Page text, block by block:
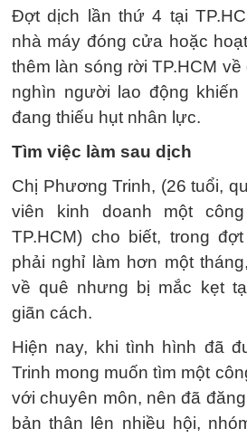
Đợt dịch lần thứ 4 tại
nhà máy đóng cửa hoặc
thêm làn sóng rời TP.HCM
nghìn người lao động khiến
đang thiếu hụt nhân lực.
Tìm việc làm sau dịch
Chị Phương Trinh, (26 tuổi,
viên kinh doanh một
TP.HCM) cho biết, trong
phải nghỉ làm hơn một
về quê nhưng bị mắc kẹt
giãn cách.
Hiện nay, khi tình hình đã
Trinh mong muốn tìm một
với chuyên môn, nên đã
bản thân lên nhiều hội,